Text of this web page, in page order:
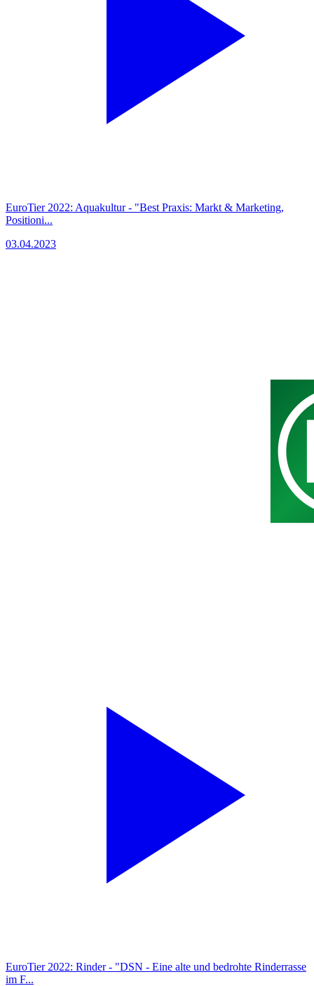
EuroTier 2022: Aquakultur - "Best Praxis: Markt & Marketing,
Positioni...
03.04.2023
EuroTier 2022: Rinder - "DSN - Eine alte und bedrohte Rinderrasse
im F...